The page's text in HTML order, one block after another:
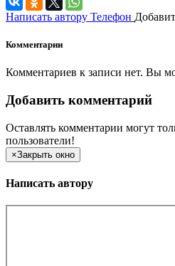
Написать автору Телефон
Комментарии
Комментариев к записи нет. Вы
Добавить комментарий
Оставлять комментарии могут
пользователи!
×Закрыть окно
Написать автору